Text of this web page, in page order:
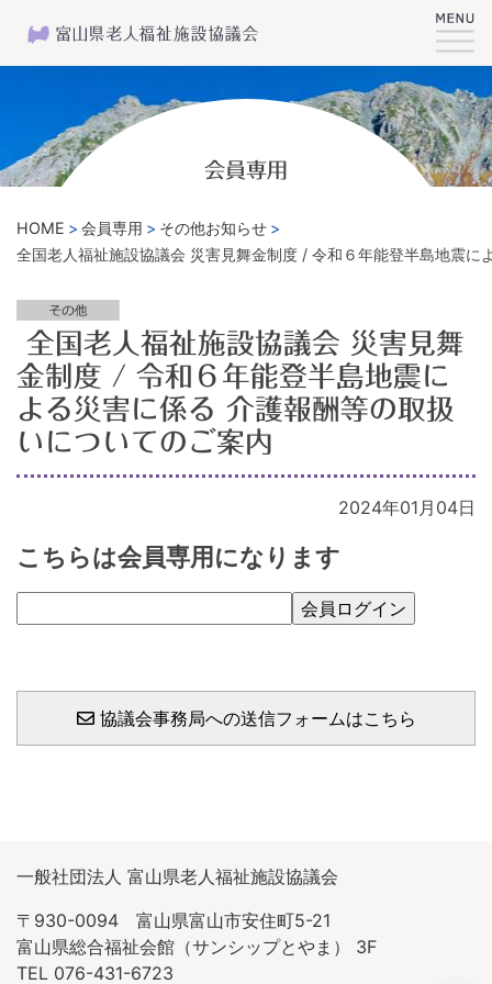
会員専用
HOME 会員専用
その他お知らせ
全国老人福祉施設協議会 災害見舞金制度 / 令和６年能登半島地震
全国老人福祉施設協議会 災害見舞
金制度 / 令和６年能登半島地震に
よる災害に係る 介護報酬等の取扱
いについてのご案内
2024年01月04日
こちらは会員専用になります
協議会事務局への送信フォームはこちら
一般社団法人 富山県老人福祉施設協議会
〒930-0094 富山県富山市安住町5-21
富山県総合福祉会館（サンシップとやま） 3F
TEL 076-431-6723